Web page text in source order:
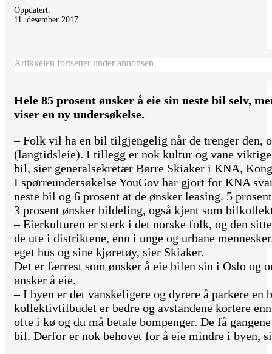
Oppdatert:
11. desember 2017
Artikkelen fortsetter under annonsen
Hele 85 prosent ønsker å eie sin neste bil selv,
viser en ny undersøkelse.
– Folk vil ha en bil tilgjengelig når de trenger den,
(langtidsleie). I tillegg er nok kultur og vane
bil, sier generalsekretær Børre Skiaker i KNA,
I spørreundersøkelse YouGov har gjort for KNA
neste bil og 6 prosent at de ønsker leasing. 5
3 prosent ønsker bildeling, også kjent som
– Eierkulturen er sterk i det norske folk, og den
de ute i distriktene, enn i unge og urbane
eget hus og sine kjøretøy, sier Skiaker.
Det er færrest som ønsker å eie bilen sin i Oslo og
ønsker å eie.
– I byen er det vanskeligere og dyrere å parkere en
kollektivtilbudet er bedre og avstandene kortere
ofte i kø og du må betale bompenger. De få
bil. Derfor er nok behovet for å eie mindre i byen,